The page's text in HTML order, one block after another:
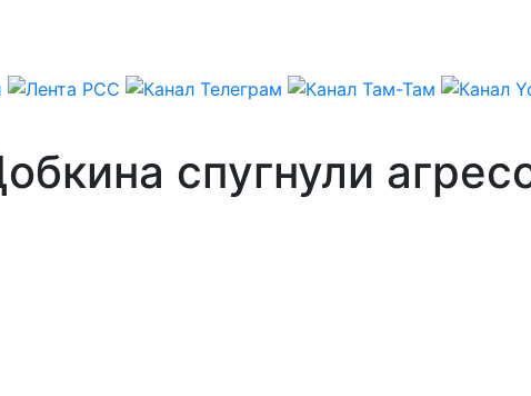
спугнули